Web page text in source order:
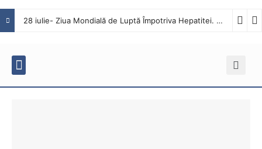
28 iulie- Ziua Mondială de Luptă Împotriva Hepatitei. Interviu cu dr. Octavian Tăbăcaru, medic specialist Boli Infecțioase în cadrul Spitalului Județean de Urgență Buzău